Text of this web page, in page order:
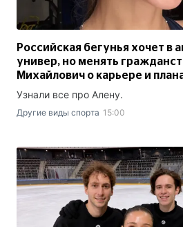
Российская бегунья хочет в
универ, но менять
Михайлович о карьере и
Узнали все про Алену.
Другие виды спорта 15:00